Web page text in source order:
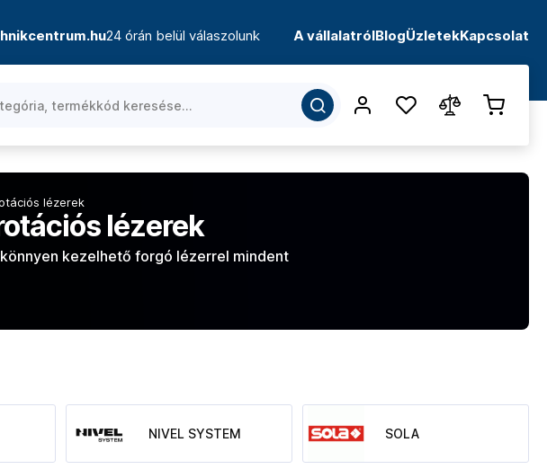
24 órán belül válaszolunk A vállalatrólBlogÜzletekKapcsolat
lézerek
lézerek
kezelhető forgó lézerrel mindent
NIVEL SYSTEM SOLA